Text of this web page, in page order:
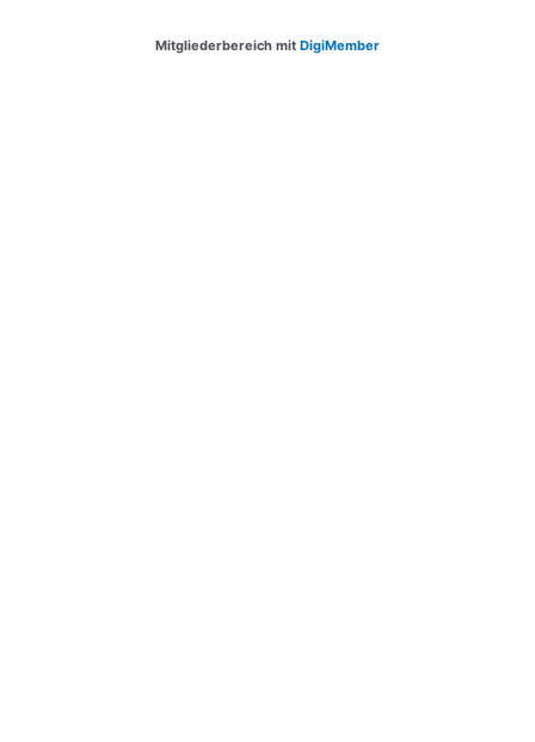
Mitgliederbereich mit DigiMember